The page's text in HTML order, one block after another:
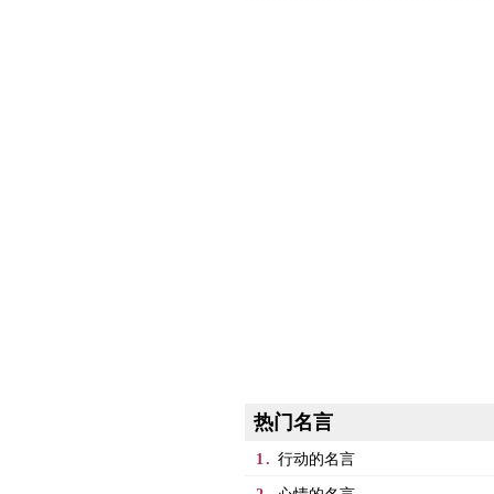
热门名言
1. 行动的名言